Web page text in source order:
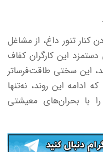
کنار تنور داغ، از مشاغل
این کارگران کفاف
این سختی طاقت‌فرساتر
این روند، نه‌تنها
را با بحران‌های معیشتی